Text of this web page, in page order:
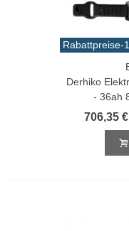
Rabattpreise-
Derhiko
- 36ah
706,35 €